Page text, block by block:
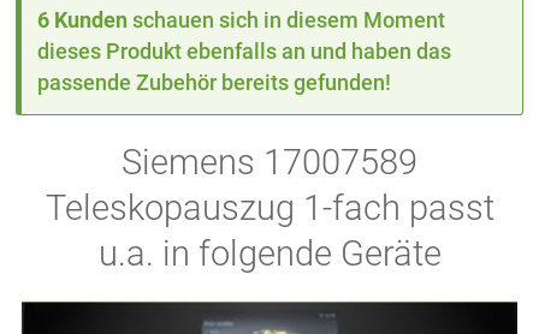
6 Kunden schauen sich in diesem Moment
dieses Produkt ebenfalls an und haben das
passende Zubehör bereits gefunden!
Siemens 17007589
Teleskopauszug 1-fach passt
u.a. in folgende Geräte